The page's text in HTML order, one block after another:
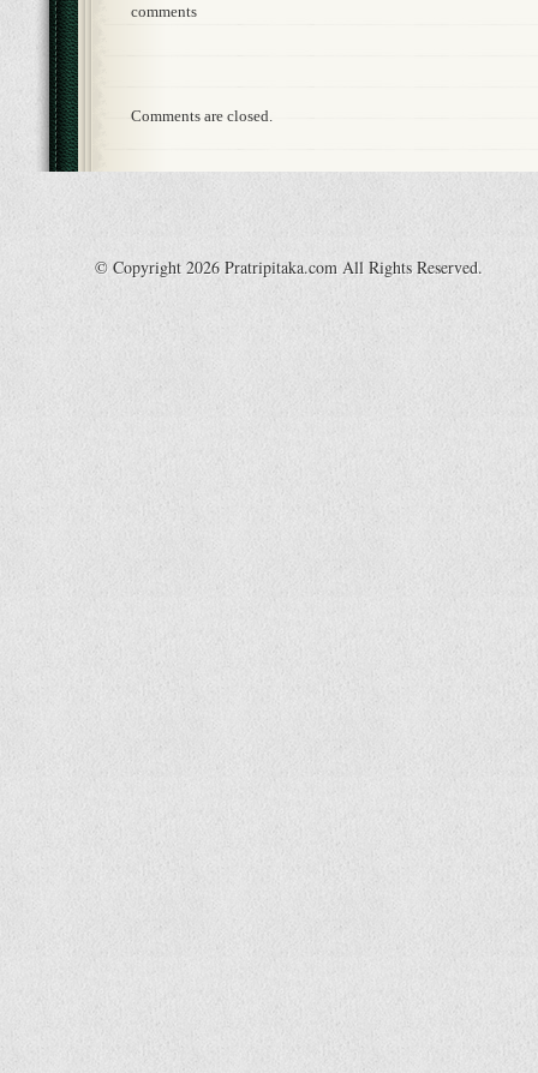
comments
Comments are closed.
© Copyright 2026 Pratripitaka.com All Rights Reserved.